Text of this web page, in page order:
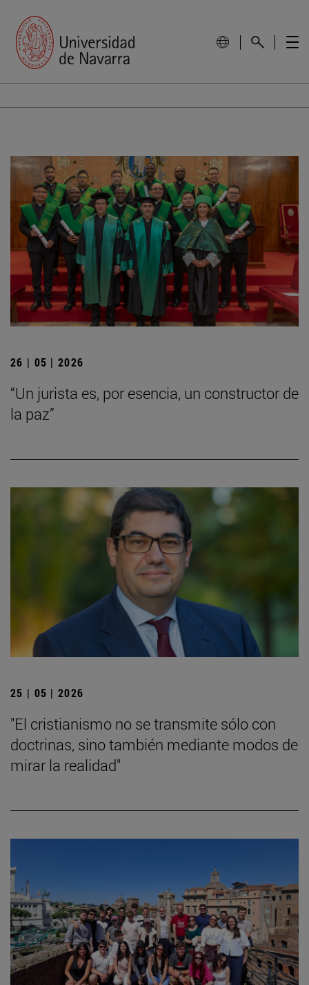
26 | 05 | 2026
“Un jurista es, por esencia, un constructor de
la paz”
25 | 05 | 2026
"El cristianismo no se transmite sólo con
doctrinas, sino también mediante modos de
mirar la realidad"